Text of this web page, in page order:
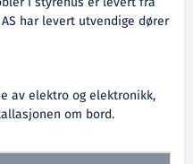
har levert utvendige dører
av elektro og elektronikk,
om bord.